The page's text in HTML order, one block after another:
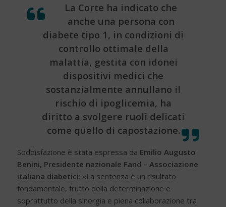
La Corte ha indicato che
anche una persona con
diabete tipo 1, in condizioni di
controllo ottimale della
malattia, gestita con idonei
dispositivi medici che
sostanzialmente annullano il
rischio di ipoglicemia, ha
diritto a svolgere ruoli delicati
come quello di capostazione.
Soddisfazione è stata espressa da Emilio Augusto
Benini, Presidente nazionale Fand – Associazione
italiana diabetici: «La sentenza è un risultato
fondamentale, frutto della determinazione e
soprattutto della sinergia e piena collaborazione tra